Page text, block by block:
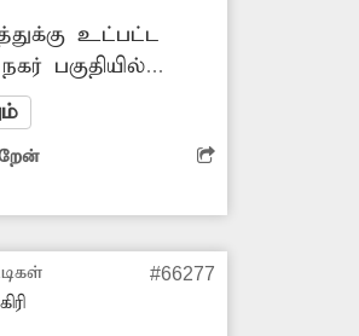
உட்பட்ட
பகுதியில்
உள்ளன.
மிக
காட்சி
வாகனத்தில்
விபத்துகளும்
சம்பந்தப்பட்ட
தார்சாலை
-சுரேஷ், பாச்சல்.
#66277